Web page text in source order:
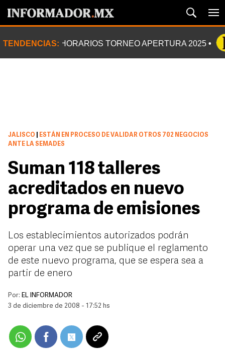
TENDENCIAS: HORARIOS TORNEO APERTURA 2025
JALISCO
ESTÁN EN PROCESO DE VALIDAR OTROS 702 NEGOCIOS
ANTE LA SEMADES
Suman 118 talleres
acreditados en nuevo
programa de emisiones
Los establecimientos autorizados podrán
operar una vez que se publique el reglamento
de este nuevo programa, que se espera sea a
partir de enero
Por: EL INFORMADOR
3 de diciembre de 2008 - 17:52 hs